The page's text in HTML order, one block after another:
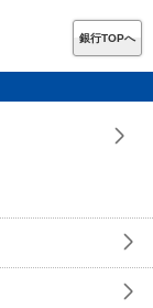
銀行TOPへ